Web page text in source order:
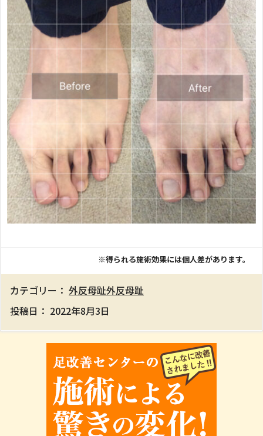
※得られる施術効果には個人差があります。
カテゴリー： 外反母趾外反母趾
投稿日： 2022年8月3日